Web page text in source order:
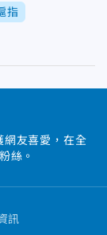
指
網友喜愛，在全
絲。
訊